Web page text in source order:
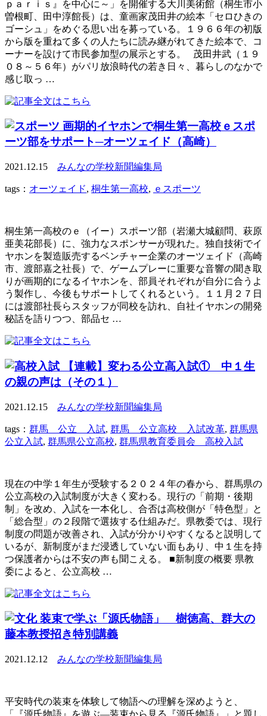
ｐａｒｉｓ』を中心に～」を開催する大川美術館（桐生市小
曽根町、田中淳館長）は、童画家茂田井の絵本「セロひきの
ゴーシュ」をめぐる思い出を募っている。１９６６年の初版
から版を重ねて多くの人たちに読み継がれてきた絵本で、コ
ーナーを設けて市民参加型の展示とする。 茂田井武（１９
０８～５６年）がパリ放浪時代の若き日々、暮らしのなかで
感じ取っ …
画期的イヤホンで桐生第一高校ｅスポ
ーツ部をサポート─オーツェイド（高崎）
2021.12.15 みんなの学校新聞編集局
tags： オーツェイド, 桐生第一高校, ｅスポーツ
桐生第一高校のｅ（イー）スポーツ部（岩瀬大城顧問、萩原
亜美花部長）に、強力なスポンサーが現れた。独自技術でイ
ヤホンを製造販売するベンチャー企業のオーツェイド（高崎
市、渡部嘉之社長）で、ゲームプレーに重要な音響の聞き取
りが画期的になるイヤホンを、部員それぞれが自分に合うよ
う製作し、今後もサポートしてくれるという。１１月２７日
には渡部社長らスタッフが同校を訪れ、自社イヤホンの開発
秘話を語りつつ、部品セ …
【連載】変わる公立高入試① 中１生
の親の声は（その１）
2021.12.15 みんなの学校新聞編集局
tags： 群馬 公立 入試, 群馬 公立高校 入試改革, 群馬県
公立入試, 群馬県公立高校, 群馬県教育委員会 高校入試
現在の中学１年生が受験する２０２４年の春から、群馬県の
公立高校の入試制度が大きく変わる。現行の「前期・後期
制」を改め、入試を一本化し、合否は高校側が「特色型」と
「総合型」の２段階で選抜する仕組みだ。県教委では、現行
制度の問題が改善され、入試が分かりやすくなると説明して
いるが、新制度がまだ浸透していない面もあり、中１生を持
つ保護者からは不安の声も聞こえる。 ■新制度の概要 県教
委によると、公立高校 …
装束で学ぶ「源氏物語」 樹徳高、群大の
藤本教授招き特別講義
2021.12.12 みんなの学校新聞編集局
平安時代の装束を体験して物語への理解を深めようと、
「『源氏物語』を遊ぶ―装束から見る『源氏物語』」と題し